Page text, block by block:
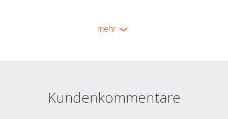
mehr
Kundenkommentare